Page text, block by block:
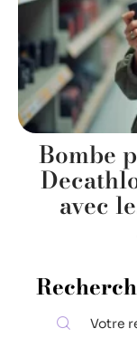
Bombe
avec